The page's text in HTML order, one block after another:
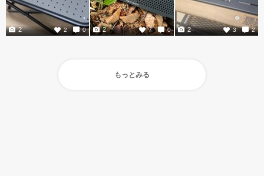
2 0
2 7 0
2 3 2
2
もっとみる